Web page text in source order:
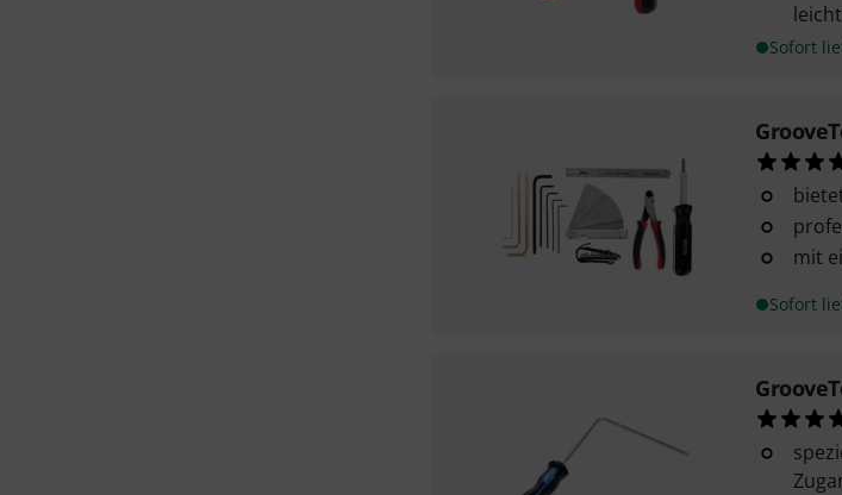
Sofort
mit
Sofort